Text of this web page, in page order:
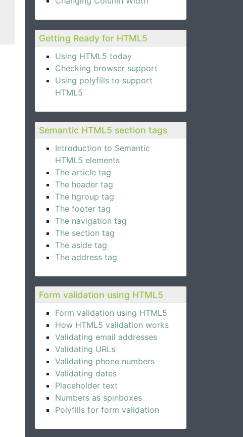
Getting Ready for HTML5
Using HTML5 today
Checking browser support
Using polyfills to support
HTML5
Semantic HTML5 section tags
Introduction to Semantic
HTML5 elements
The article tag
The header tag
The hgroup tag
The footer tag
The navigation tag
The section tag
The aside tag
The address tag
Form validation using HTML5
Form validation using HTML5
How HTML5 validation works
Validating email addresses
Validating URLs
Validating phone numbers
Validating dates
Placeholder text
Numbers as spinboxes
Polyfills for form validation